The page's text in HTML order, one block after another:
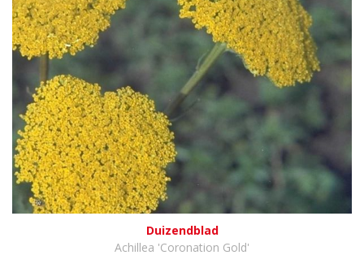
Duizendblad
Achillea 'Coronation Gold'